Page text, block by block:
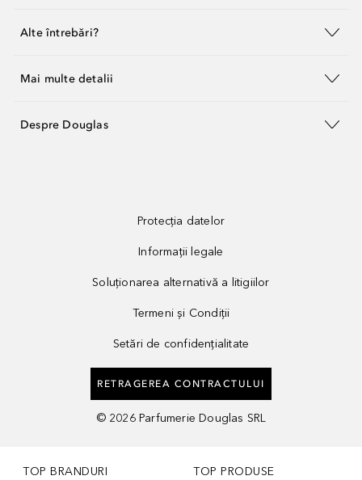
Alte întrebări?
Mai multe detalii
Despre Douglas
Protecția datelor
Informații legale
Soluționarea alternativă a litigiilor
Termeni și Condiții
Setări de confidențialitate
RETRAGEREA CONTRACTULUI
© 2026 Parfumerie Douglas SRL
TOP BRANDURI TOP PRODUSE